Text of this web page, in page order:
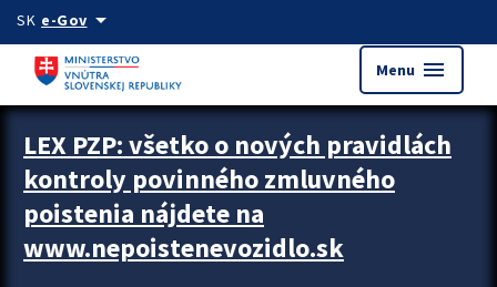
Preskocit na hlavný obsah
SK e-Govarrow_drop_down
Menu menu
Zastavit automatický posun upútavok
LEX PZP: všetko o nových pravidlách
kontroly povinného zmluvného
poistenia nájdete na
www.nepoistenevozidlo.sk